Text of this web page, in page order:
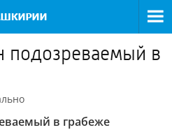
подозреваемый в
в грабеже